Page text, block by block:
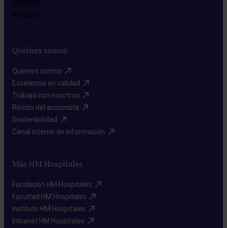
Quiénes somos
Quienes somos​
Excelencia en calidad​
Trabaja con nosotros​
Rincón del accionista​
Sostenibilidad​
Canal interno de información​
Más HM Hospitales
Fundación HM Hospitales​
Facultad HM Hospitales​
Instituto HM Hospitales​
Intranet HM Hospitales​